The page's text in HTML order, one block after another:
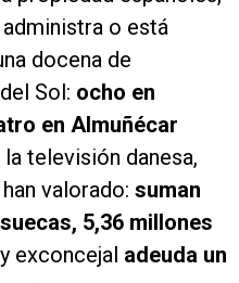
o está
docena de
Sol: ocho en
en Almuñécar
televisión danesa,
valorado: suman
5,36 millones
exconcejal adeuda un